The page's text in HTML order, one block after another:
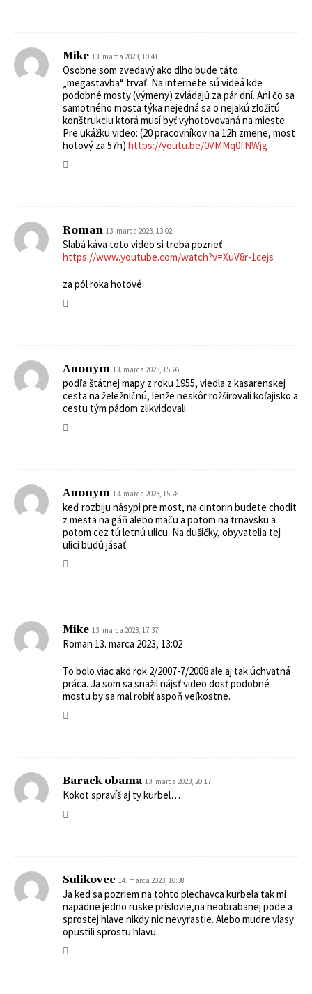
Mike 13. marca 2023, 10:41
Osobne som zvedavý ako dlho bude táto
„megastavba“ trvať. Na internete sú videá kde
podobné mosty (výmeny) zvládajú za pár dní. Ani čo sa
samotného mosta týka nejedná sa o nejakú zložitú
konštrukciu ktorá musí byť vyhotovovaná na mieste.
Pre ukážku video: (20 pracovníkov na 12h zmene, most
hotový za 57h) https://youtu.be/0VMMq0fNWjg
Roman 13. marca 2023, 13:02
Slabá káva toto video si treba pozrieť
https://www.youtube.com/watch?v=XuV8r-1cejs
za pól roka hotové
Anonym 13. marca 2023, 15:26
podľa štátnej mapy z roku 1955, viedla z kasarenskej
cesta na želežničnú, lenže neskôr rožširovali koľajisko a
cestu tým pádom zlikvidovali.
Anonym 13. marca 2023, 15:28
keď rozbiju násypi pre most, na cintorin budete chodit
z mesta na gáň alebo maču a potom na trnavsku a
potom cez tú letnú ulicu. Na dušičky, obyvatelia tej
ulici budú jásať.
Mike 13. marca 2023, 17:37
Roman 13. marca 2023, 13:02
To bolo viac ako rok 2/2007-7/2008 ale aj tak úchvatná
práca. Ja som sa snažil nájsť video dosť podobné
mostu by sa mal robiť aspoň veľkostne.
Barack obama 13. marca 2023, 20:17
Kokot spravíš aj ty kurbel…
Sulikovec 14. marca 2023, 10:38
Ja ked sa pozriem na tohto plechavca kurbela tak mi
napadne jedno ruske prislovie,na neobrabanej pode a
sprostej hlave nikdy nic nevyrastie. Alebo mudre vlasy
opustili sprostu hlavu.